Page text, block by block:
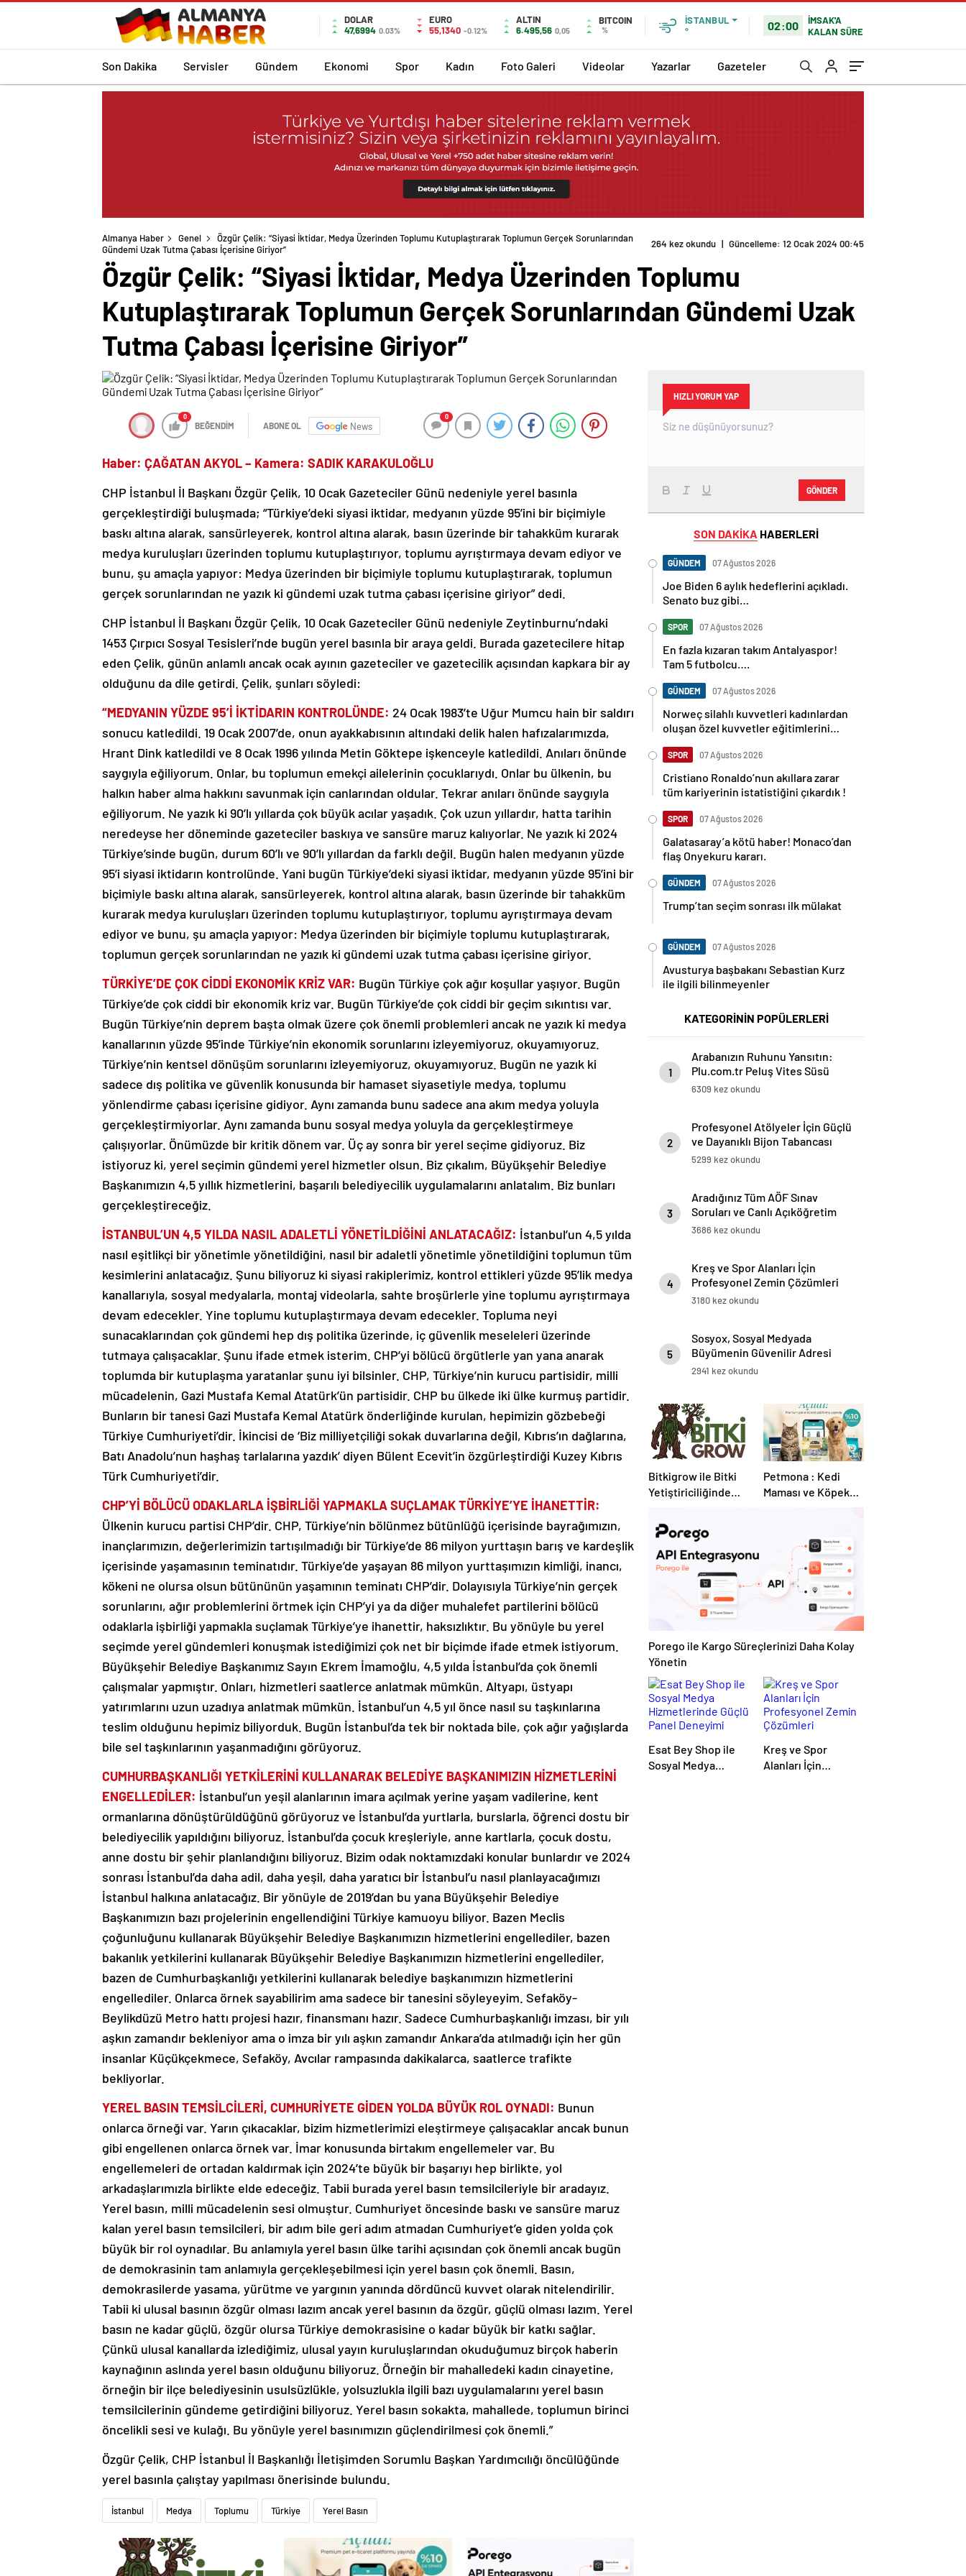
DOLAR
47,6994 0.03%
EURO
55,1340 -0.12%
ALTIN
6.495,56 0,05
BITCOIN
%
İSTANBUL
°
02:00
İMSAK'A
KALAN SÜRE
Son Dakika Servisler Gündem Ekonomi Spor Kadın Foto Galeri Videolar Yazarlar Gazeteler
Almanya Haber Genel
Özgür Çelik: “Siyasi İktidar, Medya Üzerinden Toplumu Kutuplaştırarak Toplumun Gerçek Sorunlarından
Gündemi Uzak Tutma Çabası İçerisine Giriyor”
264 kez okundu | Güncelleme: 12 Ocak 2024 00:45
Özgür Çelik: “Siyasi İktidar, Medya Üzerinden Toplumu
Kutuplaştırarak Toplumun Gerçek Sorunlarından Gündemi Uzak
Tutma Çabası İçerisine Giriyor”
0
BEĞENDİM ABONE OL News
0
Haber: ÇAĞATAN AKYOL – Kamera: SADIK KARAKULOĞLU
CHP İstanbul İl Başkanı Özgür Çelik, 10 Ocak Gazeteciler Günü nedeniyle yerel basınla
gerçekleştirdiği buluşmada; “Türkiye’deki siyasi iktidar, medyanın yüzde 95’ini bir biçimiyle
baskı altına alarak, sansürleyerek, kontrol altına alarak, basın üzerinde bir tahakküm kurarak
medya kuruluşları üzerinden toplumu kutuplaştırıyor, toplumu ayrıştırmaya devam ediyor ve
bunu, şu amaçla yapıyor: Medya üzerinden bir biçimiyle toplumu kutuplaştırarak, toplumun
gerçek sorunlarından ne yazık ki gündemi uzak tutma çabası içerisine giriyor” dedi.
CHP İstanbul İl Başkanı Özgür Çelik, 10 Ocak Gazeteciler Günü nedeniyle Zeytinburnu’ndaki
1453 Çırpıcı Sosyal Tesisleri’nde bugün yerel basınla bir araya geldi. Burada gazetecilere hitap
eden Çelik, günün anlamlı ancak ocak ayının gazeteciler ve gazetecilik açısından kapkara bir ay
olduğunu da dile getirdi. Çelik, şunları söyledi:
“MEDYANIN YÜZDE 95’İ İKTİDARIN KONTROLÜNDE: 24 Ocak 1983’te Uğur Mumcu hain bir saldırı
sonucu katledildi. 19 Ocak 2007’de, onun ayakkabısının altındaki delik halen hafızalarımızda,
Hrant Dink katledildi ve 8 Ocak 1996 yılında Metin Göktepe işkenceyle katledildi. Anıları önünde
saygıyla eğiliyorum. Onlar, bu toplumun emekçi ailelerinin çocuklarıydı. Onlar bu ülkenin, bu
halkın haber alma hakkını savunmak için canlarından oldular. Tekrar anıları önünde saygıyla
eğiliyorum. Ne yazık ki 90’lı yıllarda çok büyük acılar yaşadık. Çok uzun yıllardır, hatta tarihin
neredeyse her döneminde gazeteciler baskıya ve sansüre maruz kalıyorlar. Ne yazık ki 2024
Türkiye’sinde bugün, durum 60’lı ve 90’lı yıllardan da farklı değil. Bugün halen medyanın yüzde
95’i siyasi iktidarın kontrolünde. Yani bugün Türkiye’deki siyasi iktidar, medyanın yüzde 95’ini bir
biçimiyle baskı altına alarak, sansürleyerek, kontrol altına alarak, basın üzerinde bir tahakküm
kurarak medya kuruluşları üzerinden toplumu kutuplaştırıyor, toplumu ayrıştırmaya devam
ediyor ve bunu, şu amaçla yapıyor: Medya üzerinden bir biçimiyle toplumu kutuplaştırarak,
toplumun gerçek sorunlarından ne yazık ki gündemi uzak tutma çabası içerisine giriyor.
TÜRKİYE’DE ÇOK CİDDİ EKONOMİK KRİZ VAR: Bugün Türkiye çok ağır koşullar yaşıyor. Bugün
Türkiye’de çok ciddi bir ekonomik kriz var. Bugün Türkiye’de çok ciddi bir geçim sıkıntısı var.
Bugün Türkiye’nin deprem başta olmak üzere çok önemli problemleri ancak ne yazık ki medya
kanallarının yüzde 95’inde Türkiye’nin ekonomik sorunlarını izleyemiyoruz, okuyamıyoruz.
Türkiye’nin kentsel dönüşüm sorunlarını izleyemiyoruz, okuyamıyoruz. Bugün ne yazık ki
sadece dış politika ve güvenlik konusunda bir hamaset siyasetiyle medya, toplumu
yönlendirme çabası içerisine gidiyor. Aynı zamanda bunu sadece ana akım medya yoluyla
gerçekleştirmiyorlar. Aynı zamanda bunu sosyal medya yoluyla da gerçekleştirmeye
çalışıyorlar. Önümüzde bir kritik dönem var. Üç ay sonra bir yerel seçime gidiyoruz. Biz
istiyoruz ki, yerel seçimin gündemi yerel hizmetler olsun. Biz çıkalım, Büyükşehir Belediye
Başkanımızın 4,5 yıllık hizmetlerini, başarılı belediyecilik uygulamalarını anlatalım. Biz bunları
gerçekleştireceğiz.
İSTANBUL’UN 4,5 YILDA NASIL ADALETLİ YÖNETİLDİĞİNİ ANLATACAĞIZ: İstanbul’un 4,5 yılda
nasıl eşitlikçi bir yönetimle yönetildiğini, nasıl bir adaletli yönetimle yönetildiğini toplumun tüm
kesimlerini anlatacağız. Şunu biliyoruz ki siyasi rakiplerimiz, kontrol ettikleri yüzde 95’lik medya
kanallarıyla, sosyal medyalarla, montaj videolarla, sahte broşürlerle yine toplumu ayrıştırmaya
devam edecekler. Yine toplumu kutuplaştırmaya devam edecekler. Topluma neyi
sunacaklarından çok gündemi hep dış politika üzerinde, iç güvenlik meseleleri üzerinde
tutmaya çalışacaklar. Şunu ifade etmek isterim. CHP’yi bölücü örgütlerle yan yana anarak
toplumda bir kutuplaşma yaratanlar şunu iyi bilsinler. CHP, Türkiye’nin kurucu partisidir, milli
mücadelenin, Gazi Mustafa Kemal Atatürk’ün partisidir. CHP bu ülkede iki ülke kurmuş partidir.
Bunların bir tanesi Gazi Mustafa Kemal Atatürk önderliğinde kurulan, hepimizin gözbebeği
Türkiye Cumhuriyeti’dir. İkincisi de ‘Biz milliyetçiliği sokak duvarlarına değil, Kıbrıs’ın dağlarına,
Batı Anadolu’nun haşhaş tarlalarına yazdık’ diyen Bülent Ecevit’in özgürleştirdiği Kuzey Kıbrıs
Türk Cumhuriyeti’dir.
CHP’Yİ BÖLÜCÜ ODAKLARLA İŞBİRLİĞİ YAPMAKLA SUÇLAMAK TÜRKİYE’YE İHANETTİR:
Ülkenin kurucu partisi CHP’dir. CHP, Türkiye’nin bölünmez bütünlüğü içerisinde bayrağımızın,
inançlarımızın, değerlerimizin tartışılmadığı bir Türkiye’de 86 milyon yurttaşın barış ve kardeşlik
içerisinde yaşamasının teminatıdır. Türkiye’de yaşayan 86 milyon yurttaşımızın kimliği, inancı,
kökeni ne olursa olsun bütününün yaşamının teminatı CHP’dir. Dolayısıyla Türkiye’nin gerçek
sorunlarını, ağır problemlerini örtmek için CHP’yi ya da diğer muhalefet partilerini bölücü
odaklarla işbirliği yapmakla suçlamak Türkiye’ye ihanettir, haksızlıktır. Bu yönüyle bu yerel
seçimde yerel gündemleri konuşmak istediğimizi çok net bir biçimde ifade etmek istiyorum.
Büyükşehir Belediye Başkanımız Sayın Ekrem İmamoğlu, 4,5 yılda İstanbul’da çok önemli
çalışmalar yapmıştır. Onları, hizmetleri saatlerce anlatmak mümkün. Altyapı, üstyapı
yatırımlarını uzun uzadıya anlatmak mümkün. İstanbul’un 4,5 yıl önce nasıl su taşkınlarına
teslim olduğunu hepimiz biliyorduk. Bugün İstanbul’da tek bir noktada bile, çok ağır yağışlarda
bile sel taşkınlarının yaşanmadığını görüyoruz.
CUMHURBAŞKANLIĞI YETKİLERİNİ KULLANARAK BELEDİYE BAŞKANIMIZIN HİZMETLERİNİ
ENGELLEDİLER: İstanbul’un yeşil alanlarının imara açılmak yerine yaşam vadilerine, kent
ormanlarına dönüştürüldüğünü görüyoruz ve İstanbul’da yurtlarla, burslarla, öğrenci dostu bir
belediyecilik yapıldığını biliyoruz. İstanbul’da çocuk kreşleriyle, anne kartlarla, çocuk dostu,
anne dostu bir şehir planlandığını biliyoruz. Bizim odak noktamızdaki konular bunlardır ve 2024
sonrası İstanbul’da daha adil, daha yeşil, daha yaratıcı bir İstanbul’u nasıl planlayacağımızı
İstanbul halkına anlatacağız. Bir yönüyle de 2019’dan bu yana Büyükşehir Belediye
Başkanımızın bazı projelerinin engellendiğini Türkiye kamuoyu biliyor. Bazen Meclis
çoğunluğunu kullanarak Büyükşehir Belediye Başkanımızın hizmetlerini engellediler, bazen
bakanlık yetkilerini kullanarak Büyükşehir Belediye Başkanımızın hizmetlerini engellediler,
bazen de Cumhurbaşkanlığı yetkilerini kullanarak belediye başkanımızın hizmetlerini
engellediler. Onlarca örnek sayabilirim ama sadece bir tanesini söyleyeyim. Sefaköy-
Beylikdüzü Metro hattı projesi hazır, finansmanı hazır. Sadece Cumhurbaşkanlığı imzası, bir yılı
aşkın zamandır bekleniyor ama o imza bir yılı aşkın zamandır Ankara’da atılmadığı için her gün
insanlar Küçükçekmece, Sefaköy, Avcılar rampasında dakikalarca, saatlerce trafikte
bekliyorlar.
YEREL BASIN TEMSİLCİLERİ, CUMHURİYETE GİDEN YOLDA BÜYÜK ROL OYNADI: Bunun
onlarca örneği var. Yarın çıkacaklar, bizim hizmetlerimizi eleştirmeye çalışacaklar ancak bunun
gibi engellenen onlarca örnek var. İmar konusunda birtakım engellemeler var. Bu
engellemeleri de ortadan kaldırmak için 2024’te büyük bir başarıyı hep birlikte, yol
arkadaşlarımızla birlikte elde edeceğiz. Tabii burada yerel basın temsilcileriyle bir aradayız.
Yerel basın, milli mücadelenin sesi olmuştur. Cumhuriyet öncesinde baskı ve sansüre maruz
kalan yerel basın temsilcileri, bir adım bile geri adım atmadan Cumhuriyet’e giden yolda çok
büyük bir rol oynadılar. Bu anlamıyla yerel basın ülke tarihi açısından çok önemli ancak bugün
de demokrasinin tam anlamıyla gerçekleşebilmesi için yerel basın çok önemli. Basın,
demokrasilerde yasama, yürütme ve yargının yanında dördüncü kuvvet olarak nitelendirilir.
Tabii ki ulusal basının özgür olması lazım ancak yerel basının da özgür, güçlü olması lazım. Yerel
basın ne kadar güçlü, özgür olursa Türkiye demokrasisine o kadar büyük bir katkı sağlar.
Çünkü ulusal kanallarda izlediğimiz, ulusal yayın kuruluşlarından okuduğumuz birçok haberin
kaynağının aslında yerel basın olduğunu biliyoruz. Örneğin bir mahalledeki kadın cinayetine,
örneğin bir ilçe belediyesinin usulsüzlükle, yolsuzlukla ilgili bazı uygulamalarını yerel basın
temsilcilerinin gündeme getirdiğini biliyoruz. Yerel basın sokakta, mahallede, toplumun birinci
öncelikli sesi ve kulağı. Bu yönüyle yerel basınımızın güçlendirilmesi çok önemli.”
Özgür Çelik, CHP İstanbul İl Başkanlığı İletişimden Sorumlu Başkan Yardımcılığı öncülüğünde
yerel basınla çalıştay yapılması önerisinde bulundu.
İstanbul Medya Toplumu Türkiye Yerel Basın
HIZLI YORUM YAP
GÖNDER
SON DAKİKA HABERLERİ
GÜNDEM 07 Ağustos 2026
Joe Biden 6 aylık hedeflerini açıkladı.
Senato buz gibi…
SPOR 07 Ağustos 2026
En fazla kızaran takım Antalyaspor!
Tam 5 futbolcu….
GÜNDEM 07 Ağustos 2026
Norweç silahlı kuvvetleri kadınlardan
oluşan özel kuvvetler eğitimlerini
SPOR 07 Ağustos 2026
Cristiano Ronaldo’nun akıllara zarar
tüm kariyerinin istatistiğini çıkardık !
SPOR 07 Ağustos 2026
Galatasaray’a kötü haber! Monaco’dan
flaş Onyekuru kararı.
GÜNDEM 07 Ağustos 2026
Trump’tan seçim sonrası ilk mülakat
GÜNDEM 07 Ağustos 2026
Avusturya başbakanı Sebastian Kurz
ile ilgili bilinmeyenler
KATEGORİNİN POPÜLERLERİ
1
Arabanızın Ruhunu Yansıtın:
Plu.com.tr Peluş Vites Süsü
Modelleri
6309 kez okundu
2
Profesyonel Atölyeler İçin Güçlü
ve Dayanıklı Bijon Tabancası
Çözümleri
5299 kez okundu
3
Aradığınız Tüm AÖF Sınav
Soruları ve Canlı Açıköğretim
Forumu Burada
3686 kez okundu
4
Kreş ve Spor Alanları İçin
Profesyonel Zemin Çözümleri
3180 kez okundu
5
Sosyox, Sosyal Medyada
Büyümenin Güvenilir Adresi
Olarak Öne Çıkıyor
2941 kez okundu
Bitkigrow ile Bitki
Yetiştiriciliğinde
Ürün Seçimi
Petmona : Kedi
Maması ve Köpek
Porego ile Kargo Süreçlerinizi Daha Kolay
Yönetin
Esat Bey Shop ile
Sosyal Medya
Kreş ve Spor
Alanları İçin